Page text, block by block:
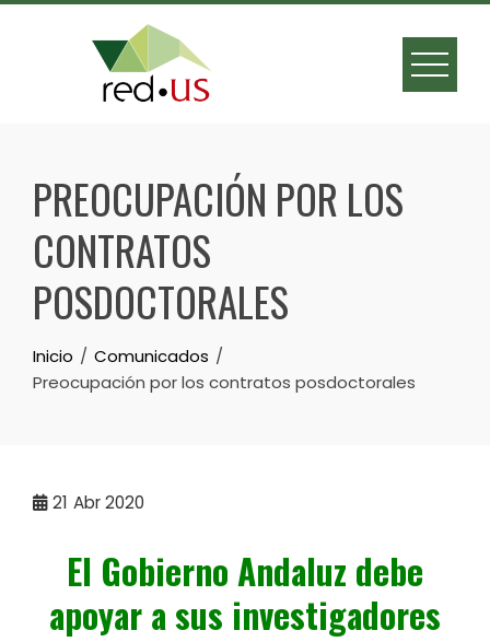
Skip
PREOCUPACIÓN POR LOS
CONTRATOS
POSDOCTORALES
Inicio
Comunicados
Preocupación por los contratos posdoctorales
21 Abr 2020
El Gobierno Andaluz debe
apoyar a sus investigadores